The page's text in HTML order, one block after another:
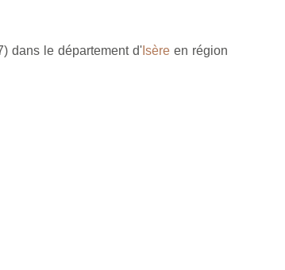
dans le département d' Isère en région